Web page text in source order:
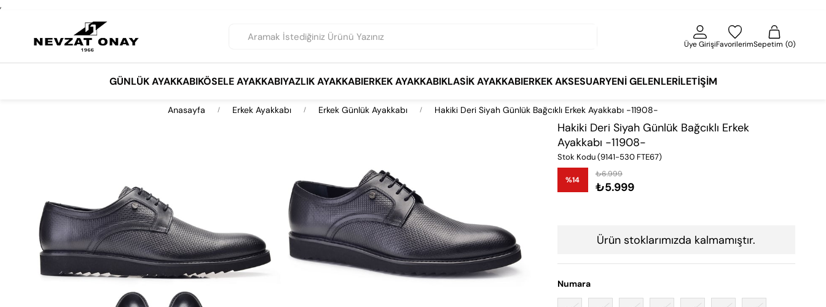
,
Üye GirişiFavorilerimSepetim 0
GÜNLÜK AYAKKABIKÖSELE AYAKKABIYAZLIK AYAKKABIERKEK AYAKKABIKLASIK AYAKKABIERKEK AKSESUARYENI GELENLERİLETIŞIM
Anasayfa Erkek Ayakkabı Erkek Günlük Ayakkabı Hakiki Deri Siyah Günlük Bağcıklı Erkek Ayakkabı -11908-
Hakiki Deri Siyah Günlük Bağcıklı Erkek
Ayakkabı -11908-
Stok Kodu(9141-530 FTE67)
%14
İndirim
₺6.999
₺5.999
Ürün stoklarımızda kalmamıştır.
Numara